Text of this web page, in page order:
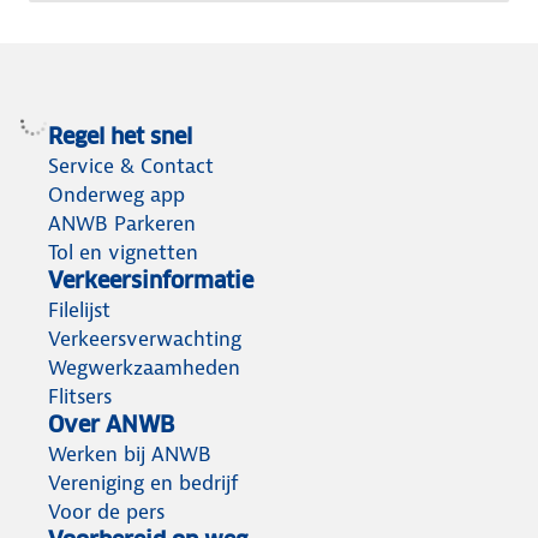
Regel het snel
Service & Contact
Onderweg app
ANWB Parkeren
Tol en vignetten
Verkeersinformatie
Filelijst
Verkeersverwachting
Wegwerkzaamheden
Flitsers
Over ANWB
Werken bij ANWB
Vereniging en bedrijf
Voor de pers